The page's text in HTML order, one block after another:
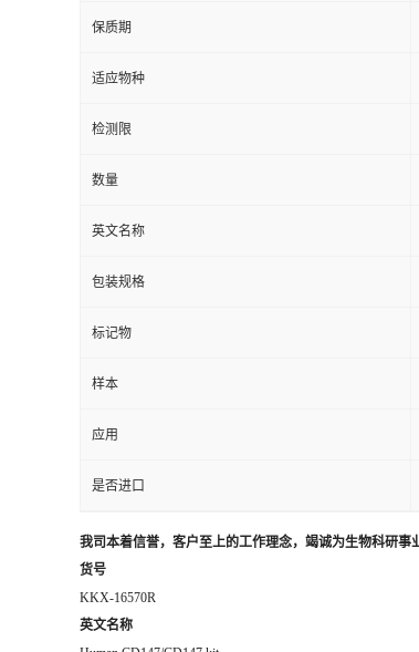
保质期
适应物种
检测限
数量
英文名称
包装规格
标记物
样本
应用
是否进口
我司本着信誉，客户至上的工作理念，竭诚为生物科研
货号
KKX-16570R
英文名称